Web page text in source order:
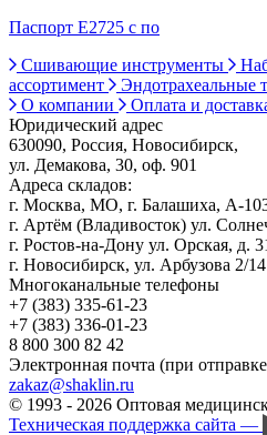
Паспорт Е2725 с по
Сшивающие инструменты
ассортимент
Эндотрахеальные
О компании
Оплата и
Юридический адрес
630090, Россия, Новосибирск,
ул. Демакова, 30, оф. 901
Адреса складов:
г. Москва, МО, г. Балашиха, А-
г. Артём (Владивосток) ул.
г. Ростов-на-Дону ул. Орская, д.
г. Новосибирск, ул. Арбузова 2/14
Многоканальные телефоны
+7 (383) 335-61-23
+7 (383) 336-01-23
8 800 300 82 42
Электронная почта (при
zakaz@shaklin.ru
© 1993 - 2026 Оптовая
Техническая поддержка сайта —